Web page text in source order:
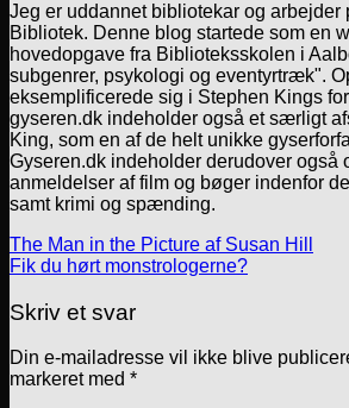
Jeg er uddannet bibliotekar og arbejder
Bibliotek. Denne blog startede som en
hovedopgave fra Biblioteksskolen i
subgenrer, psykologi og eventyrtræk".
eksemplificerede sig i Stephen Kings
gyseren.dk indeholder også et særligt
King, som en af de helt unikke
Gyseren.dk indeholder derudover også
anmeldelser af film og bøger indenfor
samt krimi og spænding.
The Man in the Picture af Susan Hill
Fik du hørt monstrologerne?
Skriv et svar
Din e-mailadresse vil ikke blive
markeret med *